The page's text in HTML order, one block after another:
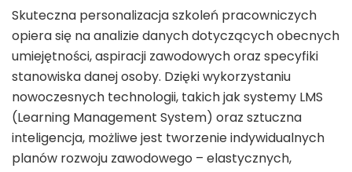
Skuteczna personalizacja szkoleń pracowniczych
opiera się na analizie danych dotyczących obecnych
umiejętności, aspiracji zawodowych oraz specyfiki
stanowiska danej osoby. Dzięki wykorzystaniu
nowoczesnych technologii, takich jak systemy LMS
(Learning Management System) oraz sztuczna
inteligencja, możliwe jest tworzenie indywidualnych
planów rozwoju zawodowego – elastycznych,